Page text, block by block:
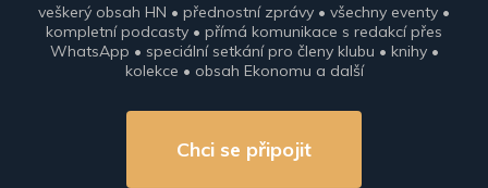
veškerý obsah HN • přednostní zprávy • všechny eventy •
kompletní podcasty • přímá komunikace s redakcí přes
WhatsApp • speciální setkání pro členy klubu • knihy •
kolekce • obsah Ekonomu a další
Chci se připojit